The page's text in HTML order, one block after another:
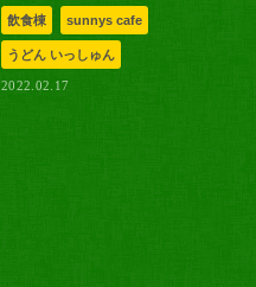
飲食棟 sunnys cafe
うどん いっしゅん
2022.02.17